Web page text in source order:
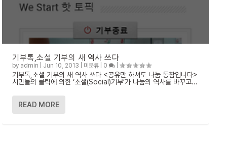
기부톡,소셜 기부의 새 역사 쓰다
by admin Jun 10, 2013 미분류 0
기부톡,소셜 기부의 새 역사 쓰다 <공유만 하셔도 나눔 동참입니다>
시민들의 클릭에 의한 ‘소셜(Social)기부’가 나눔의 역사를 바꾸고...
READ MORE